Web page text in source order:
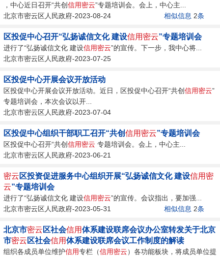
，中心近日召开“共创信用密云”专题培训会。会上，中心主...
北京市密云区人民政府-2023-08-24
相似信息 2条
区投促中心召开“弘扬诚信文化 建设信用 密云”专题培训会
进行了“弘扬诚信文化 建设信用密云”的宣传。下一步，我中心将...
北京市密云区人民政府-2023-07-25
区投促中心开展会议开放活动
区投促中心开展会议开放活动。近日，区投促中心召开“共创信用密云”
专题培训会，本次会议以开...
北京市密云区人民政府-2023-07-04
区投促中心组织干部职工召开“共创信用 密云”专题培训会
区投促中心召开“共创信用密云 专题培训会。会上，中心主...
北京市密云区人民政府-2023-06-21
密云 区投资促进服务中心组织开展“弘扬诚信文化 建设信用 密
云”专题培训会
进行了“弘扬诚信文化 建设信用密云”的宣传。会议指出，要加强...
北京市密云区人民政府-2023-05-31
相似信息 2条
北京市密云 区社会信用体系建设联席会议办公室转发关于北京
市密云 区社会信用体系建设联席会议工作制度的解读
组织各成员单位维护信用专栏（信用密云）各功能板块，将成员单位提